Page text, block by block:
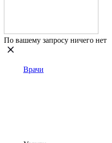
По вашему запросу ничего нет
Врачи